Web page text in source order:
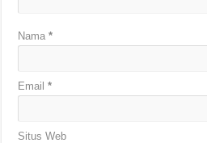
Nama*
Email*
Situs Web